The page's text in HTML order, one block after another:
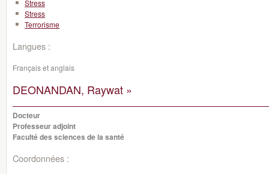
Stress
Stress
Terrorisme
Langues :
Français et anglais
DEONANDAN, Raywat »
Docteur
Professeur adjoint
Faculté des sciences de la santé
Coordonnées :